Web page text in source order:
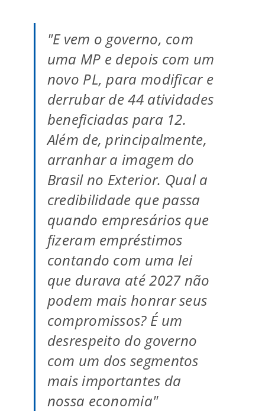
"E vem o governo, com
uma MP e depois com um
novo PL, para modificar e
derrubar de 44 atividades
beneficiadas para 12.
Além de, principalmente,
arranhar a imagem do
Brasil no Exterior. Qual a
credibilidade que passa
quando empresários que
fizeram empréstimos
contando com uma lei
que durava até 2027 não
podem mais honrar seus
compromissos? É um
desrespeito do governo
com um dos segmentos
mais importantes da
nossa economia"